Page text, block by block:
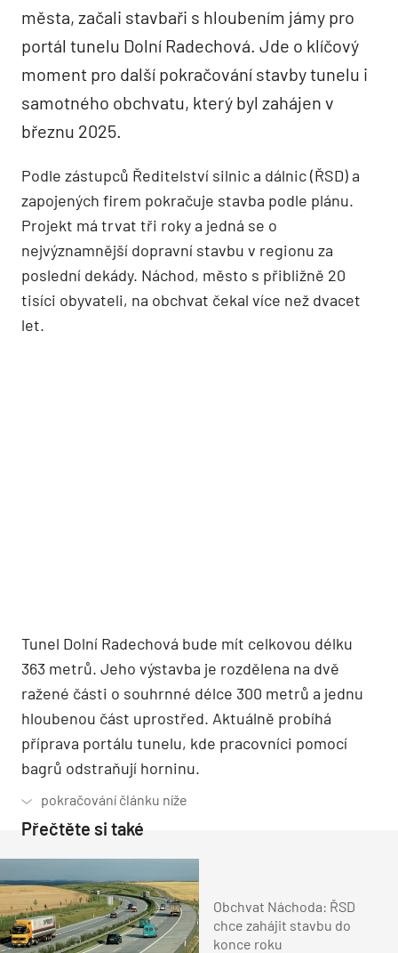
města, začali stavbaři s hloubením jámy pro
portál tunelu Dolní Radechová. Jde o klíčový
moment pro další pokračování stavby tunelu i
samotného obchvatu, který byl zahájen v
březnu 2025.
Podle zástupců Ředitelství silnic a dálnic (ŘSD) a
zapojených firem pokračuje stavba podle plánu.
Projekt má trvat tři roky a jedná se o
nejvýznamnější dopravní stavbu v regionu za
poslední dekády. Náchod, město s přibližně 20
tisíci obyvateli, na obchvat čekal více než dvacet
let.
Tunel Dolní Radechová bude mít celkovou délku
363 metrů. Jeho výstavba je rozdělena na dvě
ražené části o souhrnné délce 300 metrů a jednu
hloubenou část uprostřed. Aktuálně probíhá
příprava portálu tunelu, kde pracovníci pomocí
bagrů odstraňují horninu.
Přečtěte si také
Obchvat Náchoda: ŘSD
chce zahájit stavbu do
konce roku